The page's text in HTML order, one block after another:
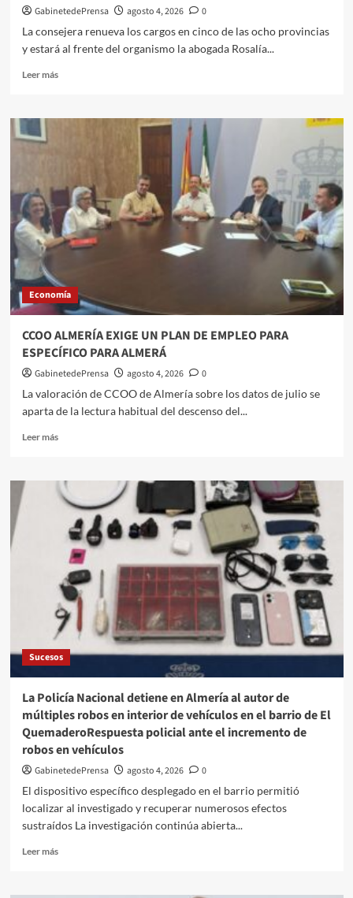
GabinetedePrensa agosto 4, 2026
0
La consejera renueva los cargos en cinco de las ocho provincias
y estará al frente del organismo la abogada Rosalía...
Leer másLeer
Loles
los
nuevos
equipos
provinciales
con
el
reto
seguir
combatiendo
la
de
género
igualdad
real
Economía
CCOO ALMERÍA EXIGE UN PLAN DE EMPLEO PARA
ESPECÍFICO PARA ALMERÁ
GabinetedePrensa agosto 4, 2026
0
La valoración de CCOO de Almería sobre los datos de julio se
aparta de la lectura habitual del descenso del...
Leer másLeer
CCOO
ALMERÍA
EXIGE
UN
PLAN
DE
EMPLEO
PARA
ESPECÍFICO
PARA
ALMERÁ
Sucesos
La Policía Nacional detiene en Almería al autor de
múltiples robos en interior de vehículos en el barrio de El
QuemaderoRespuesta policial ante el incremento de
robos en vehículos
GabinetedePrensa agosto 4, 2026
0
El dispositivo específico desplegado en el barrio permitió
localizar al investigado y recuperar numerosos efectos
sustraídos La investigación continúa abierta...
Leer másLeer
La